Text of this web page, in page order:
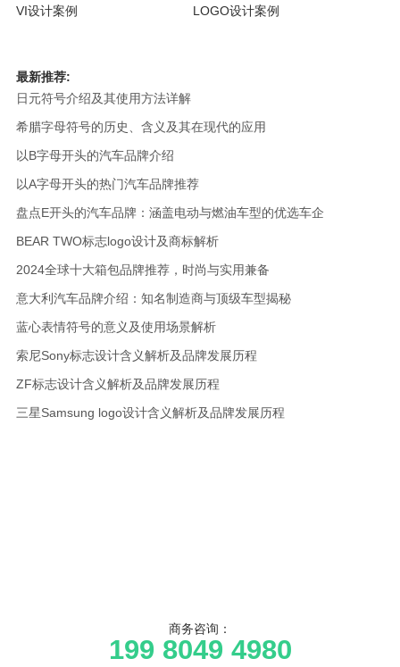
VI设计案例 LOGO设计案例
最新推荐:
日元符号介绍及其使用方法详解
希腊字母符号的历史、含义及其在现代的应用
以B字母开头的汽车品牌介绍
以A字母开头的热门汽车品牌推荐
盘点E开头的汽车品牌：涵盖电动与燃油车型的优选车企
BEAR TWO标志logo设计及商标解析
2024全球十大箱包品牌推荐，时尚与实用兼备
意大利汽车品牌介绍：知名制造商与顶级车型揭秘
蓝心表情符号的意义及使用场景解析
索尼Sony标志设计含义解析及品牌发展历程
ZF标志设计含义解析及品牌发展历程
三星Samsung logo设计含义解析及品牌发展历程
商务咨询：
199 8049 4980